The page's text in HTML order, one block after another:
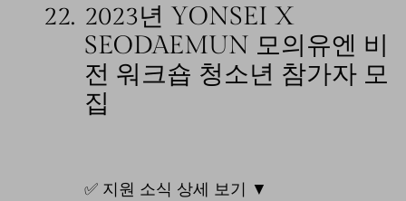
22. 2023년 YONSEI X
SEODAEMUN 모의유엔 비
전 워크숍 청소년 참가자 모
집
✅ 지원 소식 상세 보기 ▼